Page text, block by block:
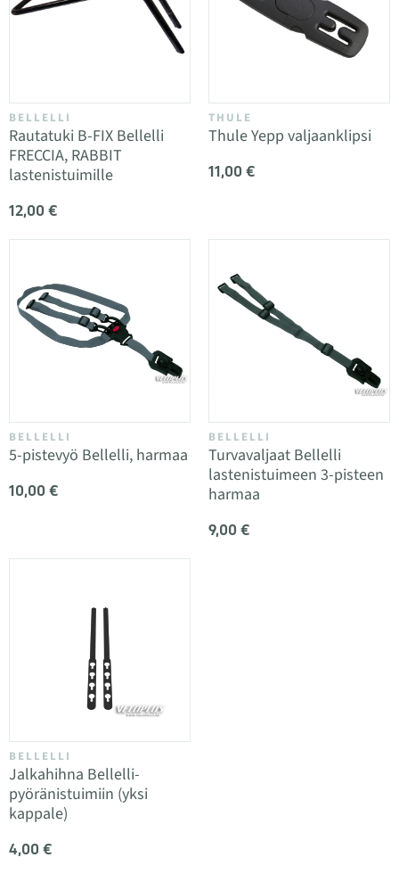
BELLELLI
Rautatuki B-FIX Bellelli
FRECCIA, RABBIT
lastenistuimille
12,00 €
THULE
Thule Yepp valjaanklipsi
11,00 €
BELLELLI
5-pistevyö Bellelli, harmaa
10,00 €
BELLELLI
Turvavaljaat Bellelli
lastenistuimeen 3-pisteen
harmaa
9,00 €
BELLELLI
Jalkahihna Bellelli-
pyöränistuimiin (yksi
kappale)
4,00 €